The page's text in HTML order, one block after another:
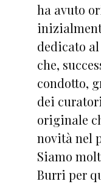
ha avuto
dedicato
che,
condotto,
dei
originale
novità nel
Siamo
Burri per